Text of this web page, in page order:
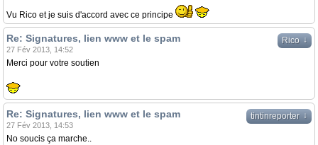
Vu Rico et je suis d'accord avec ce principe
Rico ↓
Re: Signatures, lien www et le spam
27 Fév 2013, 14:52
Merci pour votre soutien
tintinreporter ↓
Re: Signatures, lien www et le spam
27 Fév 2013, 14:53
No soucis ça marche..